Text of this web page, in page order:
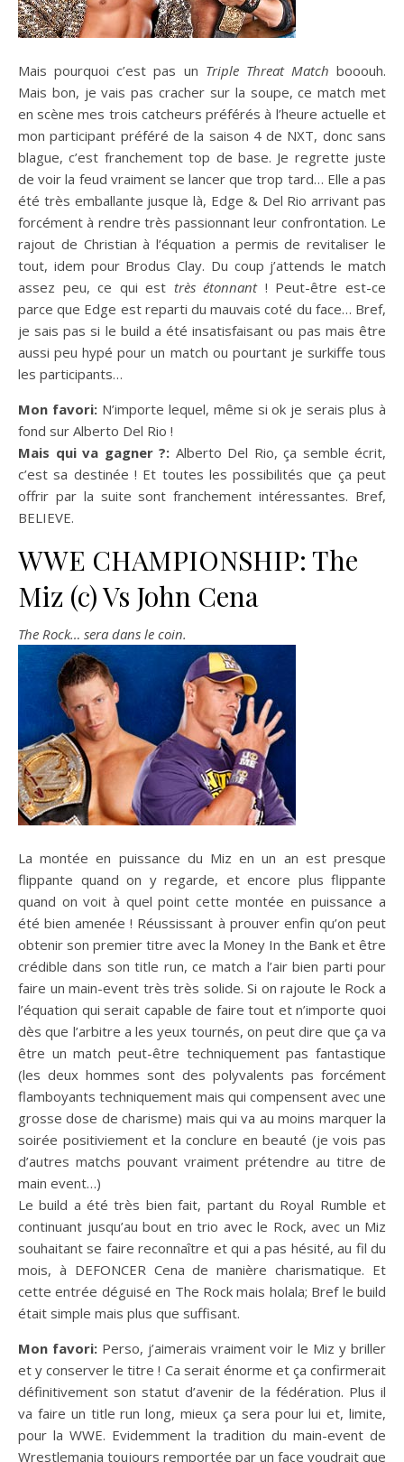
Mais pourquoi c’est pas un Triple Threat Match booouh.
Mais bon, je vais pas cracher sur la soupe, ce match met
en scène mes trois catcheurs préférés à l’heure actuelle et
mon participant préféré de la saison 4 de NXT, donc sans
blague, c’est franchement top de base. Je regrette juste
de voir la feud vraiment se lancer que trop tard… Elle a pas
été très emballante jusque là, Edge & Del Rio arrivant pas
forcément à rendre très passionnant leur confrontation. Le
rajout de Christian à l’équation a permis de revitaliser le
tout, idem pour Brodus Clay. Du coup j’attends le match
assez peu, ce qui est très étonnant! Peut-être est-ce
parce que Edge est reparti du mauvais coté du face… Bref,
je sais pas si le build a été insatisfaisant ou pas mais être
aussi peu hypé pour un match ou pourtant je surkiffe tous
les participants…
Mon favori:N’importe lequel, même si ok je serais plus à
fond sur Alberto Del Rio !
Mais qui va gagner ?: Alberto Del Rio, ça semble écrit,
c’est sa destinée ! Et toutes les possibilités que ça peut
offrir par la suite sont franchement intéressantes. Bref,
BELIEVE.
WWE CHAMPIONSHIP: The
Miz (c) Vs John Cena
The Rock… sera dans le coin.
La montée en puissance du Miz en un an est presque
flippante quand on y regarde, et encore plus flippante
quand on voit à quel point cette montée en puissance a
été bien amenée ! Réussissant à prouver enfin qu’on peut
obtenir son premier titre avec la Money In the Bank et être
crédible dans son title run, ce match a l’air bien parti pour
faire un main-event très très solide. Si on rajoute le Rock a
l’équation qui serait capable de faire tout et n’importe quoi
dès que l’arbitre a les yeux tournés, on peut dire que ça va
être un match peut-être techniquement pas fantastique
(les deux hommes sont des polyvalents pas forcément
flamboyants techniquement mais qui compensent avec une
grosse dose de charisme) mais qui va au moins marquer la
soirée positiviement et la conclure en beauté (je vois pas
d’autres matchs pouvant vraiment prétendre au titre de
main event…)
Le build a été très bien fait, partant du Royal Rumble et
continuant jusqu’au bout en trio avec le Rock, avec un Miz
souhaitant se faire reconnaître et qui a pas hésité, au fil du
mois, à DEFONCER Cena de manière charismatique. Et
cette entrée déguisé en The Rock mais holala; Bref le build
était simple mais plus que suffisant.
Mon favori:Perso, j’aimerais vraiment voir le Miz y briller
et y conserver le titre ! Ca serait énorme et ça confirmerait
définitivement son statut d’avenir de la fédération. Plus il
va faire un title run long, mieux ça sera pour lui et, limite,
pour la WWE. Evidemment la tradition du main-event de
Wrestlemania toujours remportée par un face voudrait que